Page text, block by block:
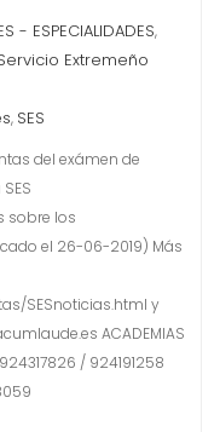
- ESPECIALIDADES,
Servicio Extremeño
, SES
del exámen de
sobre los
el 26-06-2019) Más
SESnoticias.html y
ACADEMIAS
/ 924191258